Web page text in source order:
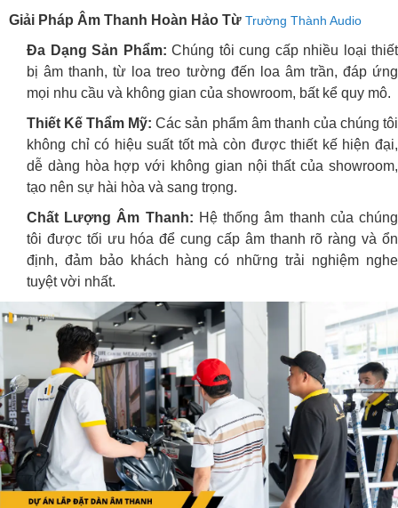
Giải Pháp Âm Thanh Hoàn Hảo Từ Trường Thành Audio
Đa Dạng Sản Phẩm: Chúng tôi cung cấp nhiều loại thiết
bị âm thanh, từ loa treo tường đến loa âm trần, đáp ứng
mọi nhu cầu và không gian của showroom, bất kể quy mô.
Thiết Kế Thẩm Mỹ: Các sản phẩm âm thanh của chúng tôi
không chỉ có hiệu suất tốt mà còn được thiết kế hiện đại,
dễ dàng hòa hợp với không gian nội thất của showroom,
tạo nên sự hài hòa và sang trọng.
Chất Lượng Âm Thanh: Hệ thống âm thanh của chúng
tôi được tối ưu hóa để cung cấp âm thanh rõ ràng và ổn
định, đảm bảo khách hàng có những trải nghiệm nghe
tuyệt vời nhất.